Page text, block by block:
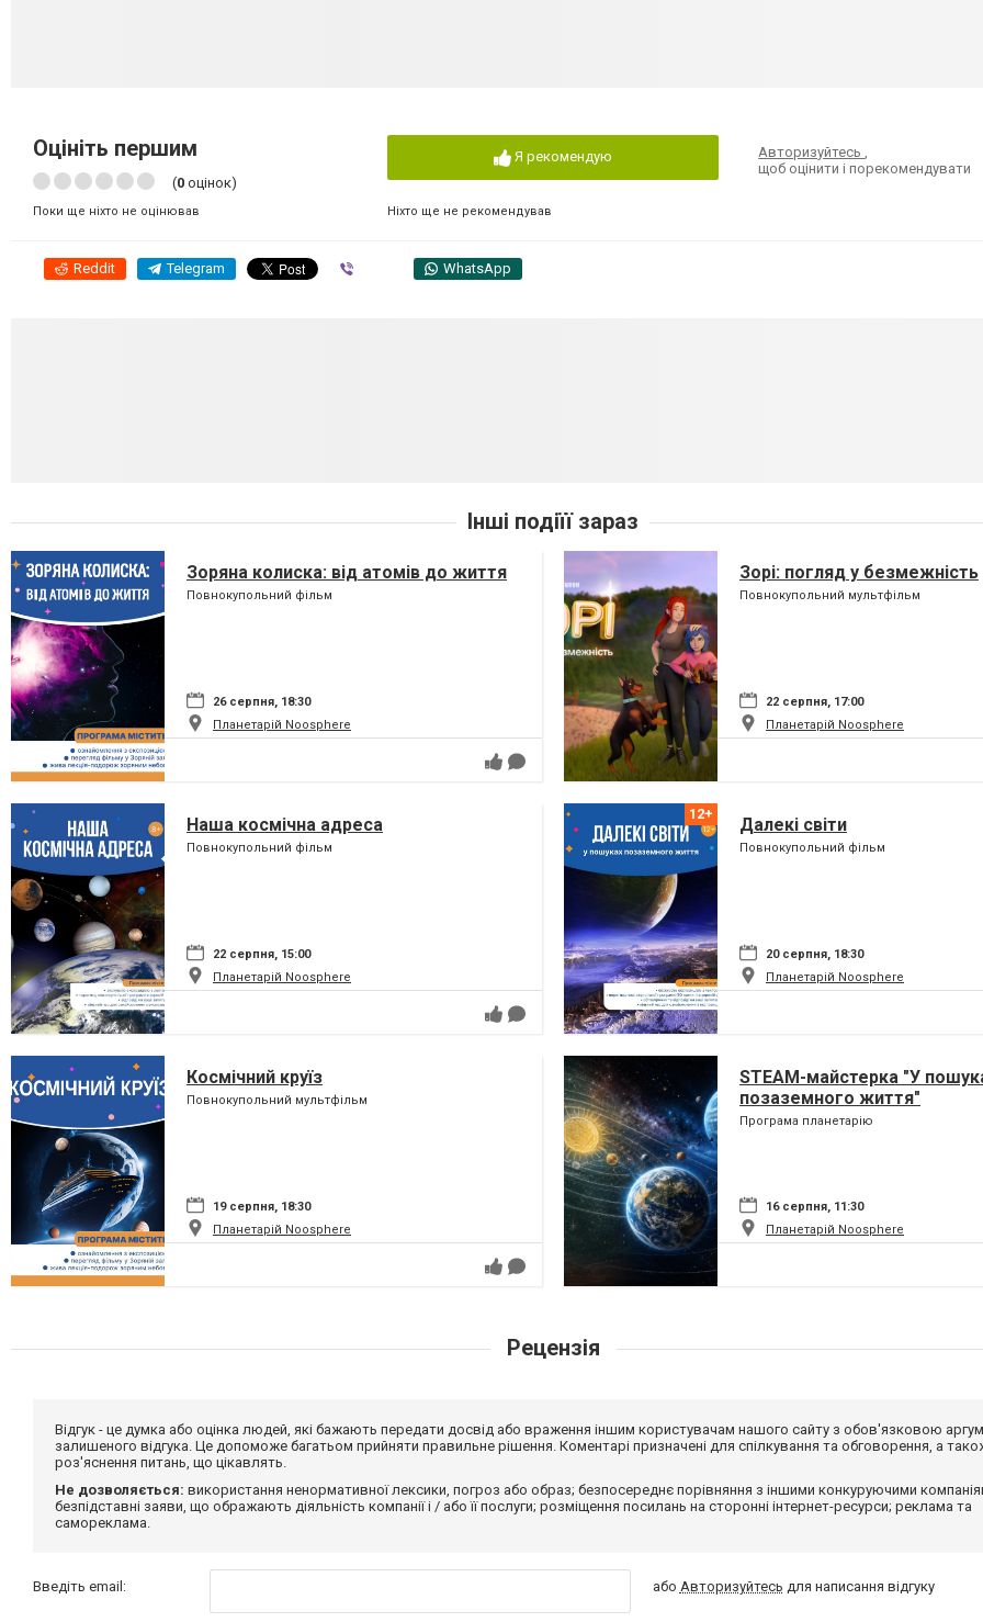
Оцініть першим
(0 оцінок)
Поки ще ніхто не оцінював
Я рекомендую
Ніхто ще не рекомендував
Авторизуйтесь
щоб оцінити і порекомендувати
Reddit Telegram WhatsApp
Інші подіїї зараз
Зоряна колиска: від атомів до життя
Повнокупольний фільм
26 серпня, 18:30
Планетарій Noosphere
Зорі: погляд у безмежність
Повнокупольний мультфільм
22 серпня, 17:00
Планетарій Noosphere
Наша космічна адреса
Повнокупольний фільм
22 серпня, 15:00
Планетарій Noosphere
Далекі світи
Повнокупольний фільм
20 серпня, 18:30
Планетарій Noosphere
Космічний круїз
Повнокупольний мультфільм
19 серпня, 18:30
Планетарій Noosphere
STEAM-майстерка "У
позаземного життя"
Програма планетарію
16 серпня, 11:30
Планетарій Noosphere
Рецензія
Відгук - це думка або оцінка людей, які бажають передати досвід або враження іншим користувачам нашого сайту з обов'язковою
залишеного відгука. Це допоможе багатьом прийняти правильне рішення. Коментарі призначені для спілкування та обговорення, а
роз'яснення питань, що цікавлять.
Не дозволяється: використання ненормативної лексики, погроз або образ; безпосереднє порівняння з іншими конкуруючими
безпідставні заяви, що ображають діяльність компанії і / або її послуги; розміщення посилань на сторонні інтернет-ресурси; реклама та
самореклама.
Введіть email: або Авторизуйтесь для написання відгуку